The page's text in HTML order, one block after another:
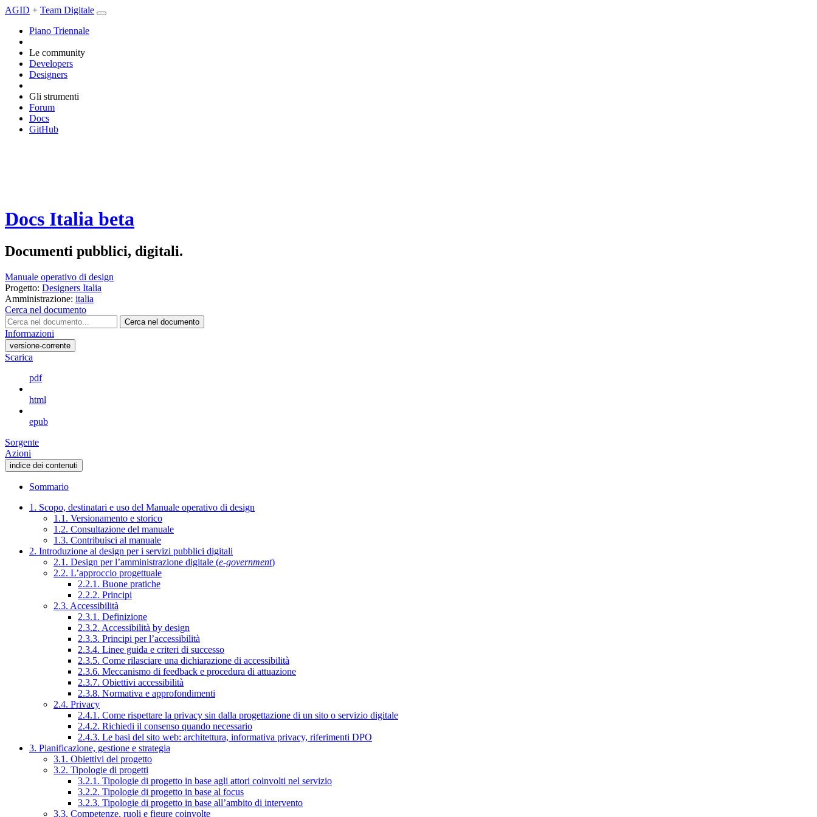
AGID + Team Digitale
Piano Triennale
Le community
Developers
Designers
Gli strumenti
Forum
Docs
GitHub
Docs Italia beta
Documenti pubblici, digitali.
Manuale operativo di design
Progetto: Designers Italia
Amministrazione: italia
Cerca nel documento
Cerca nel documento
Informazioni
versione-corrente
Scarica
pdf
html
epub
Sorgente
Azioni
indice dei contenuti
Sommario
1. Scopo, destinatari e uso del Manuale operativo di design
1.1. Versionamento e storico
1.2. Consultazione del manuale
1.3. Contribuisci al manuale
2. Introduzione al design per i servizi pubblici digitali
2.1. Design per l’amministrazione digitale (e-government)
2.2. L’approccio progettuale
2.2.1. Buone pratiche
2.2.2. Principi
2.3. Accessibilità
2.3.1. Definizione
2.3.2. Accessibilità by design
2.3.3. Principi per l’accessibilità
2.3.4. Linee guida e criteri di successo
2.3.5. Come rilasciare una dichiarazione di accessibilità
2.3.6. Meccanismo di feedback e procedura di attuazione
2.3.7. Obiettivi accessibilità
2.3.8. Normativa e approfondimenti
2.4. Privacy
2.4.1. Come rispettare la privacy sin dalla progettazione di un sito o servizio digitale
2.4.2. Richiedi il consenso quando necessario
2.4.3. Le basi del sito web: architettura, informativa privacy, riferimenti DPO
3. Pianificazione, gestione e strategia
3.1. Obiettivi del progetto
3.2. Tipologie di progetti
3.2.1. Tipologie di progetto in base agli attori coinvolti nel servizio
3.2.2. Tipologie di progetto in base al focus
3.2.3. Tipologie di progetto in base all’ambito di intervento
3.3. Competenze, ruoli e figure coinvolte